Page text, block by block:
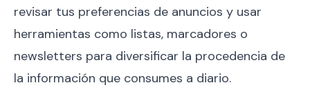
revisar tus preferencias de anuncios y usar
herramientas como listas, marcadores o
newsletters para diversificar la procedencia de
la información que consumes a diario.